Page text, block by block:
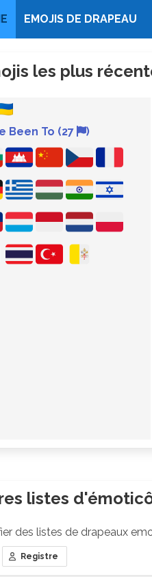
EMOJIS DE DRAPEAU
les plus
Been To (27
)
listes
des listes de drapeaux
Registre